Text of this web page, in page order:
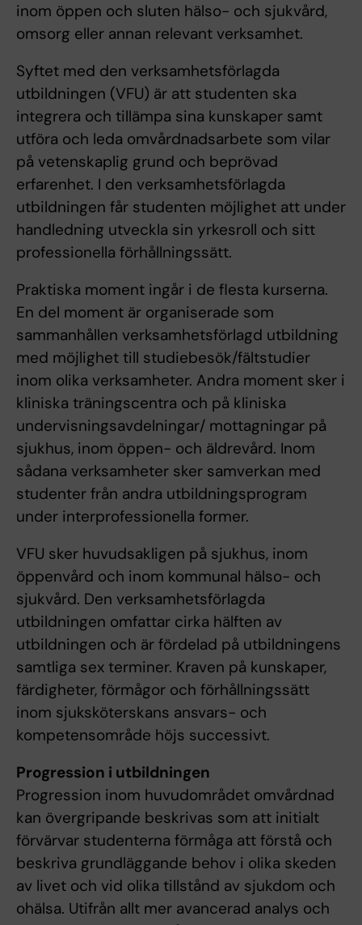
inom öppen och sluten hälso- och sjukvård,
omsorg eller annan relevant verksamhet.
Syftet med den verksamhetsförlagda
utbildningen (VFU) är att studenten ska
integrera och tillämpa sina kunskaper samt
utföra och leda omvårdnadsarbete som vilar
på vetenskaplig grund och beprövad
erfarenhet. I den verksamhetsförlagda
utbildningen får studenten möjlighet att under
handledning utveckla sin yrkesroll och sitt
professionella förhållningssätt.
Praktiska moment ingår i de flesta kurserna.
En del moment är organiserade som
sammanhållen verksamhetsförlagd utbildning
med möjlighet till studiebesök/fältstudier
inom olika verksamheter. Andra moment sker i
kliniska träningscentra och på kliniska
undervisningsavdelningar/ mottagningar på
sjukhus, inom öppen- och äldrevård. Inom
sådana verksamheter sker samverkan med
studenter från andra utbildningsprogram
under interprofessionella former.
VFU sker huvudsakligen på sjukhus, inom
öppenvård och inom kommunal hälso- och
sjukvård. Den verksamhetsförlagda
utbildningen omfattar cirka hälften av
utbildningen och är fördelad på utbildningens
samtliga sex terminer. Kraven på kunskaper,
färdigheter, förmågor och förhållningssätt
inom sjuksköterskans ansvars- och
kompetensområde höjs successivt.
Progression i utbildningen
Progression inom huvudområdet omvårdnad
kan övergripande beskrivas som att initialt
förvärvar studenterna förmåga att förstå och
beskriva grundläggande behov i olika skeden
av livet och vid olika tillstånd av sjukdom och
ohälsa. Utifrån allt mer avancerad analys och